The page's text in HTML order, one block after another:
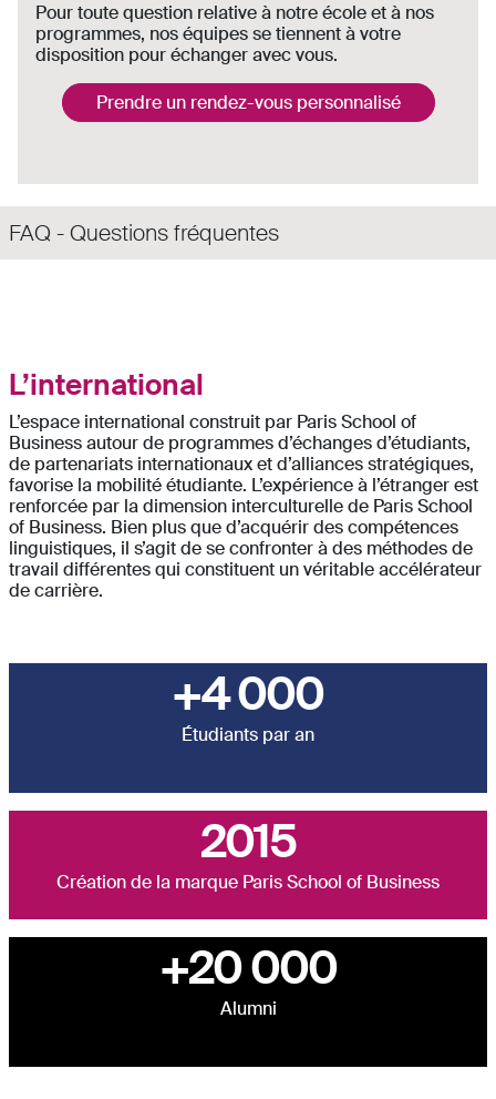
Pour toute question relative à notre école et à nos
programmes, nos équipes se tiennent à votre
disposition pour échanger avec vous.
Prendre un rendez-vous personnalisé
FAQ - Questions fréquentes
L’international
L’espace international construit par Paris School of
Business autour de programmes d’échanges d’étudiants,
de partenariats internationaux et d’alliances stratégiques,
favorise la mobilité étudiante. L’expérience à l’étranger est
renforcée par la dimension interculturelle de Paris School
of Business. Bien plus que d’acquérir des compétences
linguistiques, il s’agit de se confronter à des méthodes de
travail différentes qui constituent un véritable accélérateur
de carrière.
+4 000
Étudiants par an
2015
Création de la marque Paris School of Business
+20 000
Alumni